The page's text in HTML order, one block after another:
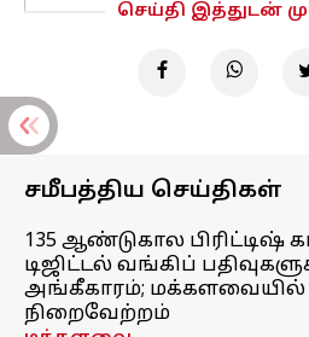
செய்தி இத்துடன்
சமீபத்திய செய்திகள்
135 ஆண்டுகால பிரிட்டிஷ்
டிஜிட்டல் வங்கிப்
அங்கீகாரம்; மக்களவையில்
நிறைவேற்றம்